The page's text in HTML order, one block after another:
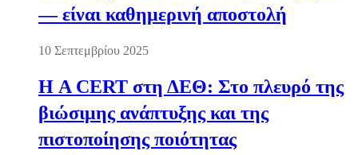
— είναι καθημερινή αποστολή
10 Σεπτεμβρίου 2025
Η A CERT στη ΔΕΘ: Στο πλευρό της
βιώσιμης ανάπτυξης και της
πιστοποίησης ποιότητας